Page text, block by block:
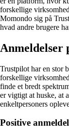
forskellige
Momondo sig på
hvad andre brugere
Anmeldelser
Trustpilot har en stor
forskellige
finde et bredt
er vigtigt at huske, at
enkeltpersoners
Positive